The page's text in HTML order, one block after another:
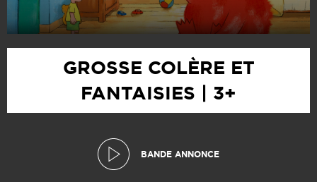
GROSSE COLÈRE ET
FANTAISIES | 3+
BANDE ANNONCE